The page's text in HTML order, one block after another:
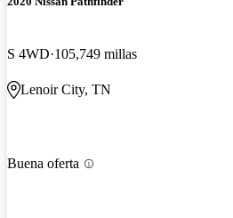
S 4WD 105,749 millas
Lenoir City, TN
Buena oferta